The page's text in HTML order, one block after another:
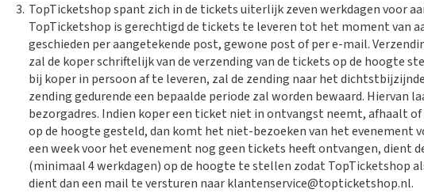
3. TopTicketshop spant zich in de tickets uiterlijk zeven werkdagen voor
TopTicketshop is gerechtigd de tickets te leveren tot het moment van
geschieden per aangetekende post, gewone post of per e-mail.
zal de koper schriftelijk van de verzending van de tickets op de hoogte
bij koper in persoon af te leveren, zal de zending naar het
zending gedurende een bepaalde periode zal worden bewaard. Hiervan
bezorgadres. Indien koper een ticket niet in ontvangst neemt, afhaalt
op de hoogte gesteld, dan komt het niet-bezoeken van het evenement
een week voor het evenement nog geen tickets heeft ontvangen, dient
(minimaal 4 werkdagen) op de hoogte te stellen zodat TopTicketshop
dient dan een mail te versturen naar klantenservice@topticketshop.nl.